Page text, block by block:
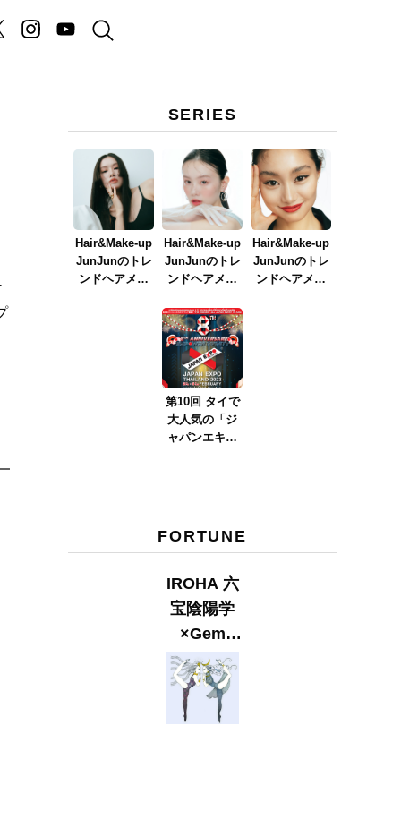
SERIES
Hair&Make-up
JunJunのトレ
ンドヘアメイ
Hair&Make-up
JunJunのトレ
ンドヘアメイ
イク
ver.2023』
Hair&Make-up
JunJunのトレ
ンドヘアメイ
第10回 タイで
大人気の「ジ
ャパンエキス
FORTUNE
IROHA 六
宝陰陽学
×Gem
Muse
【GLITTER
2023